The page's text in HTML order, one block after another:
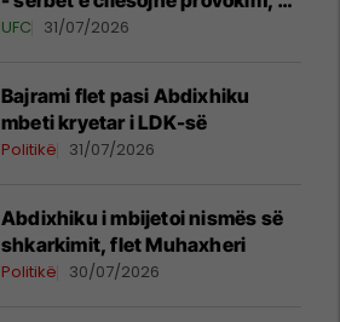
e cilëson simbol të identitetit
UFC 31/07/2026
Bajrami flet pasi Abdixhiku
mbeti kryetar i LDK-së
Politikë 31/07/2026
Abdixhiku i mbijetoi nismës së
shkarkimit, flet Muhaxheri
Politikë 30/07/2026